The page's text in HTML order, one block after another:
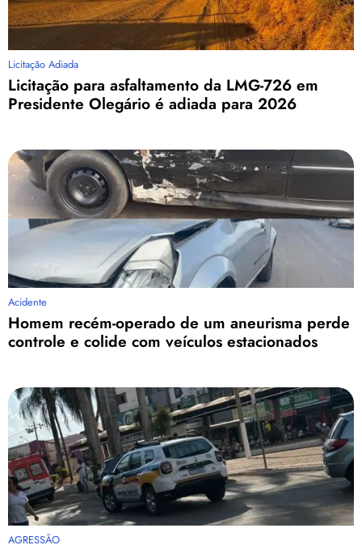
Licitação Adiada
Licitação para asfaltamento da LMG-726 em
Presidente Olegário é adiada para 2026
Acidente
Homem recém-operado de um aneurisma perde
controle e colide com veículos estacionados
AGRESSÃO